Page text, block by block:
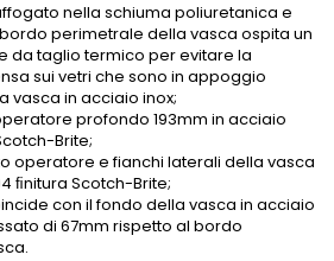
nella schiuma poliuretanica e
perimetrale della vasca ospita un
da taglio termico per evitare la
sui vetri che sono in appoggio
vasca in acciaio inox;
profondo 193mm in acciaio
Brite;
operatore e fianchi laterali della vasca
ﬁnitura Scotch-Brite;
con il fondo della vasca in acciaio
di 67mm rispetto al bordo